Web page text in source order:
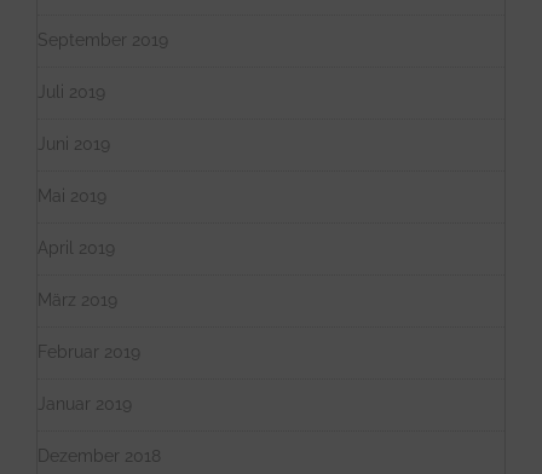
September 2019
Juli 2019
Juni 2019
Mai 2019
April 2019
März 2019
Februar 2019
Januar 2019
Dezember 2018